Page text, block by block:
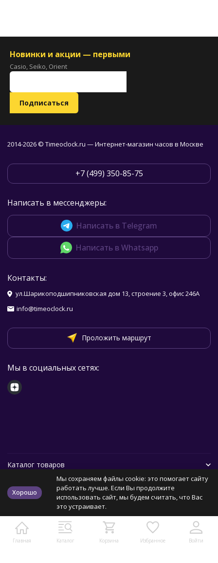
Главная Каталог Корзина Избранное Войти
Новинки и акции — первыми
Casio, Seiko, Orient
2014-2026 © Timeoclock.ru — Интернет-магазин часов в Москве
+7 (499) 350-85-75
Написать в мессенджеры:
Написать в Telegram
Написать в Whatsapp
Контакты:
ул.Шарикоподшипниковская дом 13, строение 3, офис 246А
info@timeoclock.ru
Проложить маршрут
Мы в социальных сетях:
Каталог товаров
Помощь
Политика персональных данных Карта сайта
Хорошо
Мы сохраняем файлы cookie: это помогает сайту
работать лучше. Если Вы продолжите
использовать сайт, мы будем считать, что Вас
это устраивает.